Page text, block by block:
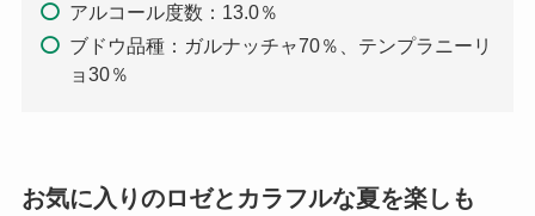
アルコール度数：13.0％
ブドウ品種：ガルナッチャ70％、テンプラニーリ
ョ30％
お気に入りのロゼとカラフルな夏を楽しも